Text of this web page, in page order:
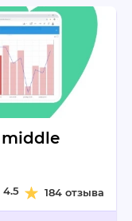
middle
4.5 184 отзыва